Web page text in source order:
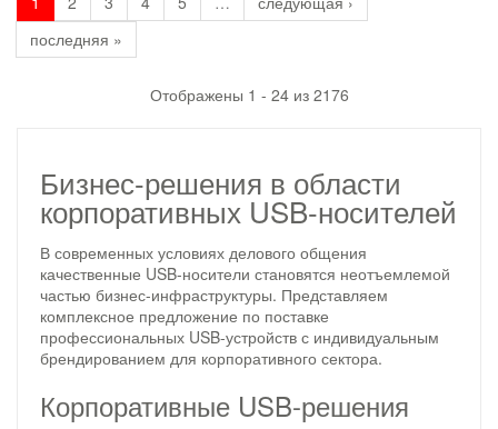
последняя »
Отображены 1 - 24 из 2176
Бизнес-решения в области
корпоративных USB-носителей
В современных условиях делового общения
качественные USB-носители становятся неотъемлемой
частью бизнес-инфраструктуры. Представляем
комплексное предложение по поставке
профессиональных USB-устройств с индивидуальным
брендированием для корпоративного сектора.
Корпоративные USB-решения